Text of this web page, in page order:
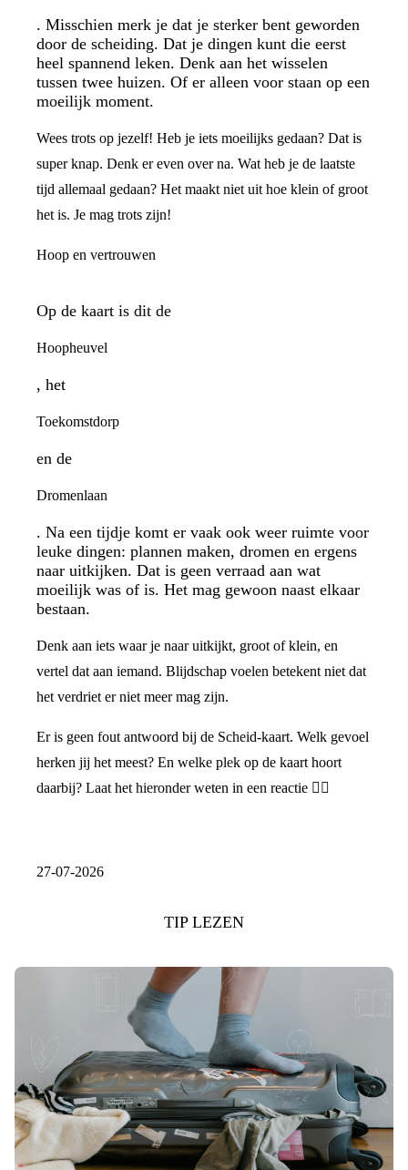
. Misschien merk je dat je sterker bent geworden
door de scheiding. Dat je dingen kunt die eerst
heel spannend leken. Denk aan het wisselen
tussen twee huizen. Of er alleen voor staan op een
moeilijk moment.
Wees trots op jezelf! Heb je iets moeilijks gedaan? Dat is
super knap. Denk er even over na. Wat heb je de laatste
tijd allemaal gedaan? Het maakt niet uit hoe klein of groot
het is. Je mag trots zijn!
Hoop en vertrouwen
Op de kaart is dit de
Hoopheuvel
, het
Toekomstdorp
en de
Dromenlaan
. Na een tijdje komt er vaak ook weer ruimte voor
leuke dingen: plannen maken, dromen en ergens
naar uitkijken. Dat is geen verraad aan wat
moeilijk was of is. Het mag gewoon naast elkaar
bestaan.
Denk aan iets waar je naar uitkijkt, groot of klein, en
vertel dat aan iemand. Blijdschap voelen betekent niet dat
het verdriet er niet meer mag zijn.
Er is geen fout antwoord bij de Scheid-kaart. Welk gevoel
herken jij het meest? En welke plek op de kaart hoort
daarbij? Laat het hieronder weten in een reactie 👇🏼
27-07-2026
TIP LEZEN